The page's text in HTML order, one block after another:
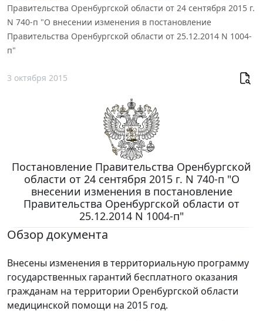
Правительства Оренбургской области от 24 сентября 2015 г.
N 740-п "О внесении изменения в постановление
Правительства Оренбургской области от 25.12.2014 N 1004-
п"
3 октября 2015
Постановление Правительства Оренбургской
области от 24 сентября 2015 г. N 740-п "О
внесении изменения в постановление
Правительства Оренбургской области от
25.12.2014 N 1004-п"
Обзор документа
Внесены изменения в территориальную программу
государственных гарантий бесплатного оказания
гражданам на территории Оренбургской области
медицинской помощи на 2015 год.